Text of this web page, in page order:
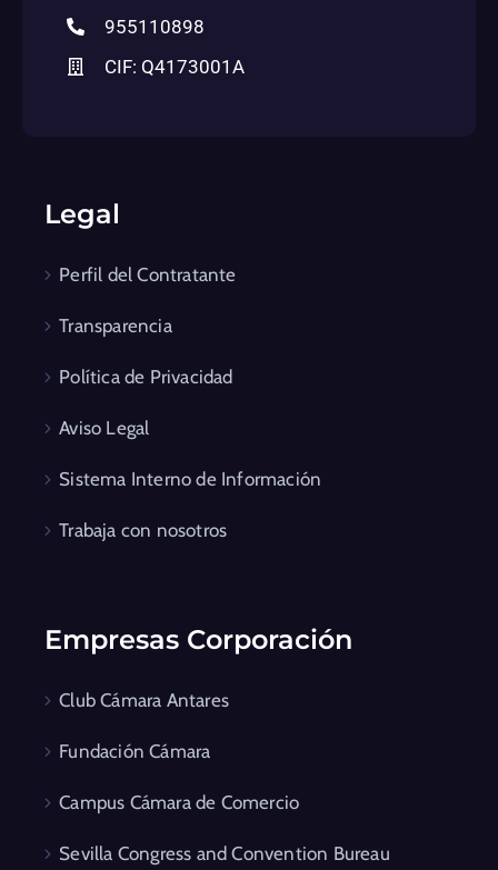
955110898
CIF: Q4173001A
Legal
Perfil del Contratante
Transparencia
Política de Privacidad
Aviso Legal
Sistema Interno de Información
Trabaja con nosotros
Empresas Corporación
Club Cámara Antares
Fundación Cámara
Campus Cámara de Comercio
Sevilla Congress and Convention Bureau